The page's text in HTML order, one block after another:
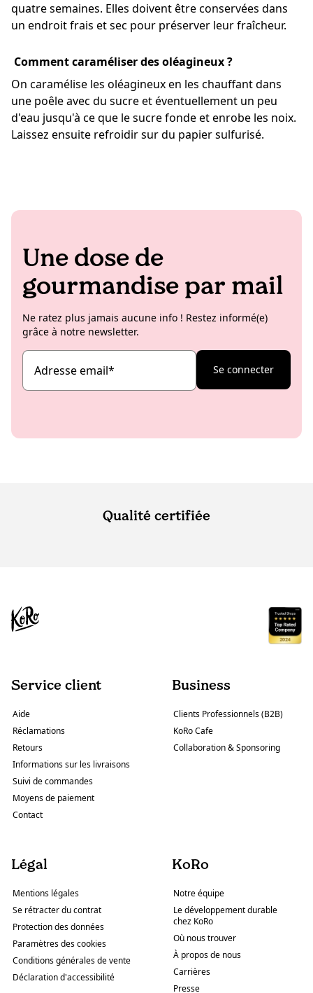
quatre semaines. Elles doivent être conservées dans
un endroit frais et sec pour préserver leur fraîcheur.
Comment caraméliser des oléagineux ?
On caramélise les oléagineux en les chauffant dans
une poêle avec du sucre et éventuellement un peu
d'eau jusqu'à ce que le sucre fonde et enrobe les noix.
Laissez ensuite refroidir sur du papier sulfurisé.
Une dose de
gourmandise par mail
Ne ratez plus jamais aucune info ! Restez informé(e)
grâce à notre newsletter.
Adresse email* Se connecter
Qualité certifiée
Service client
Aide
Réclamations
Retours
Informations sur les livraisons
Suivi de commandes
Moyens de paiement
Contact
Business
Clients Professionnels (B2B)
KoRo Cafe
Collaboration & Sponsoring
Légal
Mentions légales
Se rétracter du contrat
Protection des données
Paramètres des cookies
Conditions générales de vente
Déclaration d'accessibilité
KoRo
Notre équipe
Le développement durable
chez KoRo
Où nous trouver
À propos de nous
Carrières
Presse